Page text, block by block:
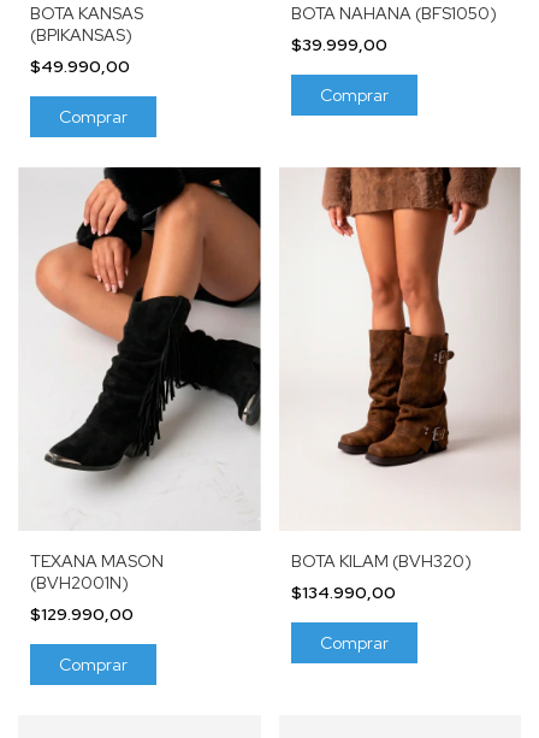
BOTA KANSAS
(BPIKANSAS)
$49.990,00
Comprar
BOTA NAHANA (BFS1050)
$39.999,00
Comprar
TEXANA MASON
(BVH2001N)
$129.990,00
Comprar
BOTA KILAM (BVH320)
$134.990,00
Comprar